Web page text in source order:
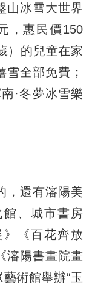
山冰雪大世界
，惠民價150
）的兒童在家
全部免費；
·冬夢冰雪樂
還有瀋陽美
、城市書房
《百花齊放
陽書畫院畫
術館舉辦“玉